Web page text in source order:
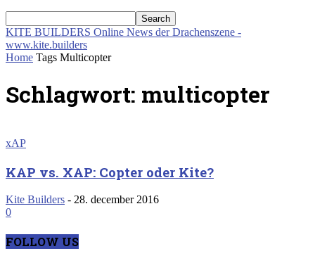
KITE BUILDERS Online News der Drachenszene -
www.kite.builders
Home Tags Multicopter
Schlagwort: multicopter
xAP
KAP vs. XAP: Copter oder Kite?
Kite Builders - 28. december 2016
0
FOLLOW US